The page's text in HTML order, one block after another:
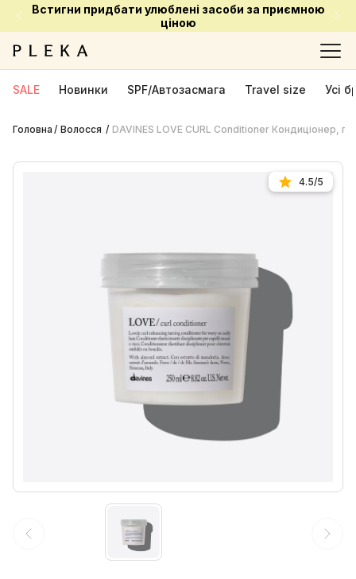
Встигни придбати улюблені засоби за приємною
ціною
SALE Новинки SPF/Автозасмага Travel size Усі
Головна Волосся DAVINES LOVE CURL Conditioner Кондиціонер,
4.5/5